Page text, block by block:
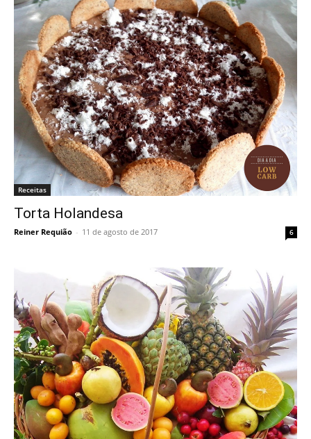
Receitas
Torta Holandesa
Reiner Requião - 11 de agosto de 2017 6